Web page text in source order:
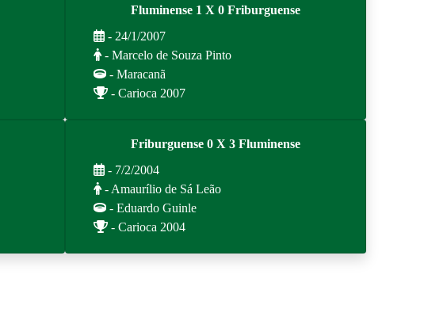
Fluminense 1 X 0 Friburguense
- 24/1/2007
- Marcelo de Souza Pinto
- Maracanã
- Carioca 2007
Friburguense 0 X 3 Fluminense
- 7/2/2004
- Amaurílio de Sá Leão
- Eduardo Guinle
- Carioca 2004